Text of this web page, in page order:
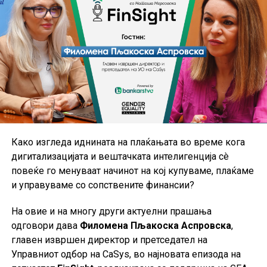
причини поради кои граѓаните се задолжуваат.
Дополнително, Имери зборува за искористеноста на
средствата од унгарската кредитна линија од страна
на македонските компании, улогата на банките во
поддршката на бизнис-секторот и можностите за
понатамошен економски развој.
Во време кога дигиталните услуги стануваат
поврзани со сајбер безбедноста, заштитата од
финансиски измами и иднината на безготовинските
плаќања. Дали мобилниот телефон ќе стане главна
алатка за плаќање и дали класичните платежни
темите на кои Имери дава свој осврт.
На крајот од разговорот, тој ги открива и стратешките
приоритети на Халк Банка за следните пет години,
Како изгледа иднината на плаќањата во време кога
дигитализацијата и вештачката интелигенција сè
повеќе го менуваат начинот на кој купуваме, плаќаме
и управуваме со сопствените финансии?
На овие и на многу други актуелни прашања
одговори дава Филомена Пљакоска Аспровска,
главен извршен директор и претседател на
Управниот одбор на CaSys, во најновата епизода на